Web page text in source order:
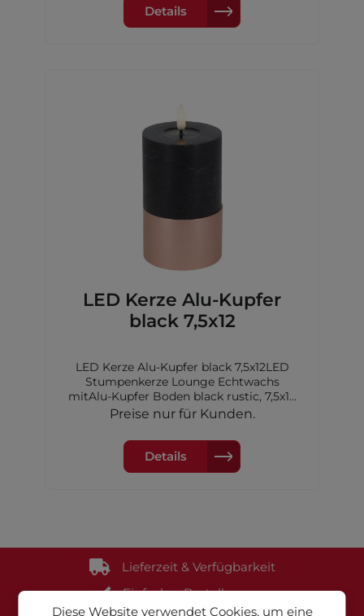
Details
LED Kerze Alu-Kupfer
black 7,5x12
LED Kerze Alu-Kupfer black 7,5x12LED
Stumpenkerze Lounge Echtwachs
mitAlu-Kupfer Boden black rustic, 7,5x12
cm,2xAA Batterien nicht inkl.
Preise nur für Kunden.
Details
Lieferzeit & Verfügbarkeit
Einfacher Bestellprozess
Diese Website verwendet Cookies, um eine